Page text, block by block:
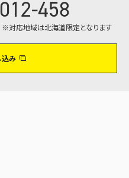
458
応地域は北海道限定となります
み